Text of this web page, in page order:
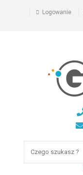
Logowanie